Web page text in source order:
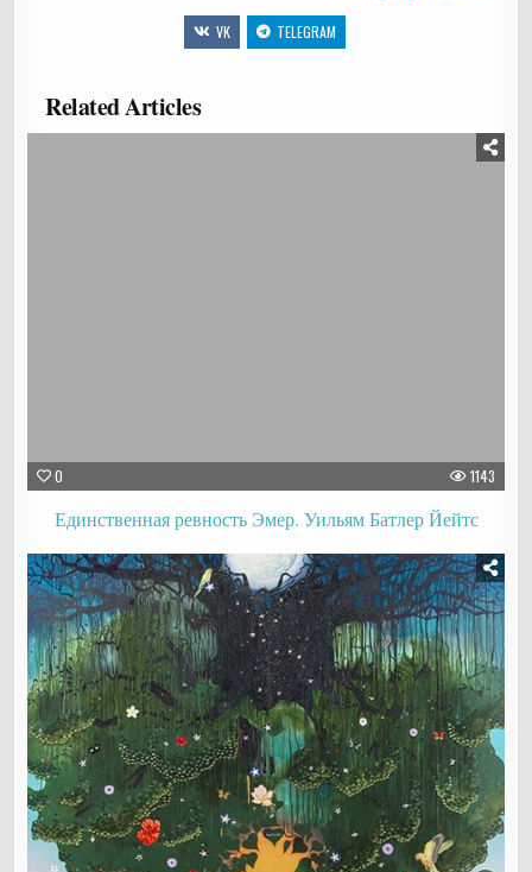
VK TELEGRAM
Related Articles
0 1143
Единственная ревность Эмер. Уильям Батлер Йейтс